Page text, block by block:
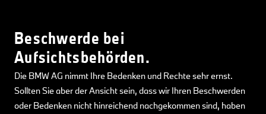
Beschwerde bei
Aufsichtsbehörden.
Die BMW AG nimmt Ihre Bedenken und Rechte sehr ernst.
Sollten Sie aber der Ansicht sein, dass wir Ihren Beschwerden
oder Bedenken nicht hinreichend nachgekommen sind, haben